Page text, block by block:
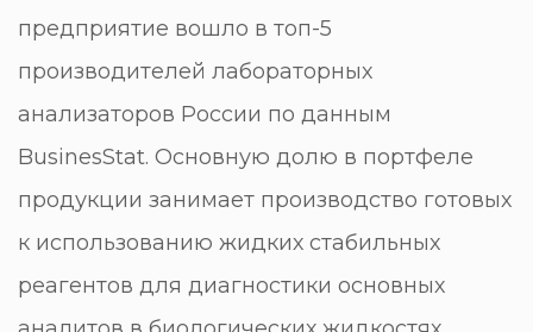
предприятие вошло в топ-5
производителей лабораторных
анализаторов России по данным
BusinesStat. Основную долю в портфеле
продукции занимает производство готовых
к использованию жидких стабильных
реагентов для диагностики основных